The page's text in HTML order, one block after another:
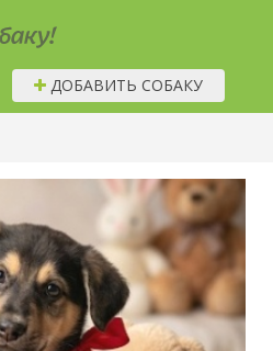
ДОБАВИТЬ СОБАКУ